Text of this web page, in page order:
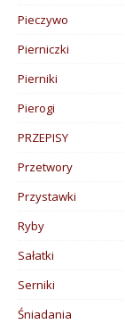
Pieczywo
Pierniczki
Pierniki
Pierogi
PRZEPISY
Przetwory
Przystawki
Ryby
Sałatki
Serniki
Śniadania